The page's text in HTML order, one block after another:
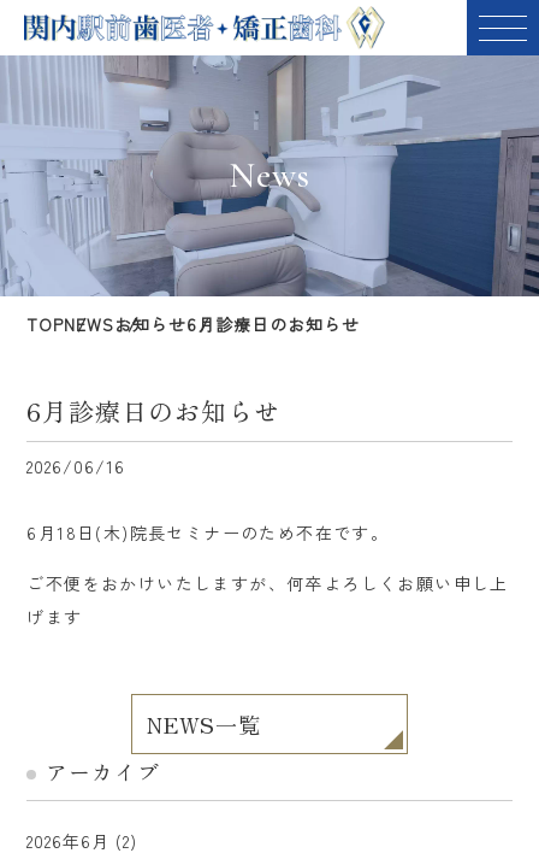
News
TOPNEWSお知らせ6月診療日のお知らせ
6月診療日のお知らせ
2026/06/16
6月18日(木)院長セミナーのため不在です。
ご不便をおかけいたしますが、何卒よろしくお願い申し上
げます
NEWS一覧
アーカイブ
2026年6月 (2)